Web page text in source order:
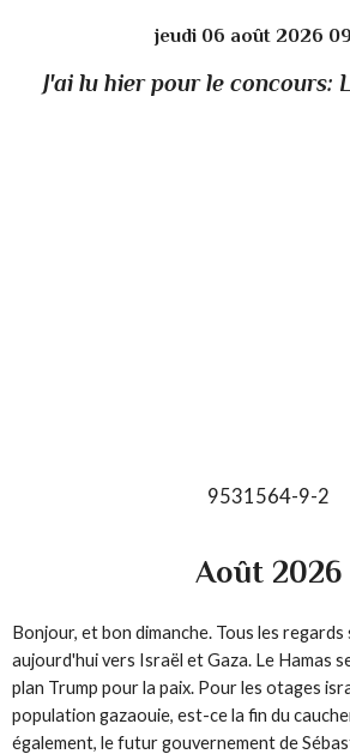
jeudi 06 août 2026
J'ai lu hier pour le concours:
9531564-9-2
Août 2026
Bonjour, et bon dimanche. Tous les
aujourd'hui vers Israël et Gaza. Le Hamas
plan Trump pour la paix. Pour les otages
population gazaouie, est-ce la fin du
également, le futur gouvernement de